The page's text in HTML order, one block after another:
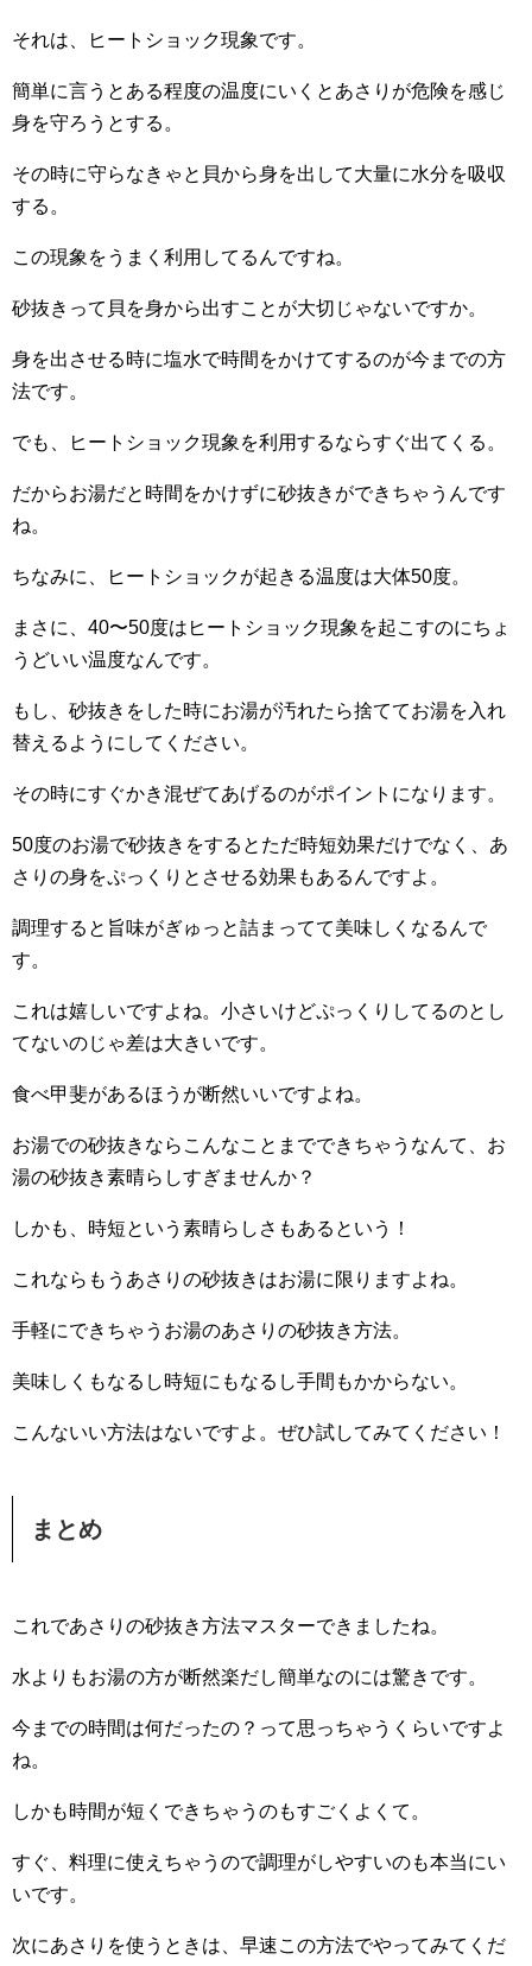
それは、ヒートショック現象です。
簡単に言うとある程度の温度にいくとあさりが危険を感じ
身を守ろうとする。
その時に守らなきゃと貝から身を出して大量に水分を吸収
する。
この現象をうまく利用してるんですね。
砂抜きって貝を身から出すことが大切じゃないですか。
身を出させる時に塩水で時間をかけてするのが今までの方
法です。
でも、ヒートショック現象を利用するならすぐ出てくる。
だからお湯だと時間をかけずに砂抜きができちゃうんです
ね。
ちなみに、ヒートショックが起きる温度は大体50度。
まさに、40〜50度はヒートショック現象を起こすのにちょ
うどいい温度なんです。
もし、砂抜きをした時にお湯が汚れたら捨ててお湯を入れ
替えるようにしてください。
その時にすぐかき混ぜてあげるのがポイントになります。
50度のお湯で砂抜きをするとただ時短効果だけでなく、あ
さりの身をぷっくりとさせる効果もあるんですよ。
調理すると旨味がぎゅっと詰まってて美味しくなるんで
す。
これは嬉しいですよね。小さいけどぷっくりしてるのとし
てないのじゃ差は大きいです。
食べ甲斐があるほうが断然いいですよね。
お湯での砂抜きならこんなことまでできちゃうなんて、お
湯の砂抜き素晴らしすぎませんか？
しかも、時短という素晴らしさもあるという！
これならもうあさりの砂抜きはお湯に限りますよね。
手軽にできちゃうお湯のあさりの砂抜き方法。
美味しくもなるし時短にもなるし手間もかからない。
こんないい方法はないですよ。ぜひ試してみてください！
まとめ
これであさりの砂抜き方法マスターできましたね。
水よりもお湯の方が断然楽だし簡単なのには驚きです。
今までの時間は何だったの？って思っちゃうくらいですよ
ね。
しかも時間が短くできちゃうのもすごくよくて。
すぐ、料理に使えちゃうので調理がしやすいのも本当にい
いです。
次にあさりを使うときは、早速この方法でやってみてくだ